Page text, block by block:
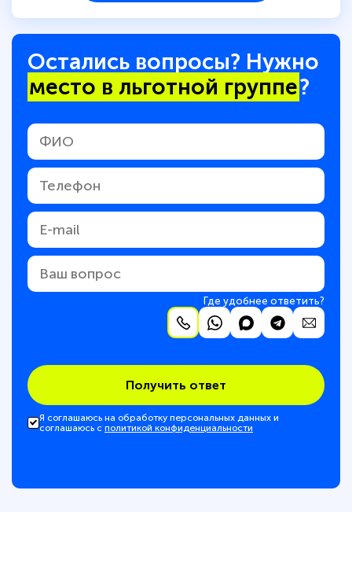
Остались вопросы? Нужно
место в льготной группе?
Где удобнее ответить?
Получить ответ
Я соглашаюсь на обработку персональных данных и
соглашаюсь с политикой конфиденциальности